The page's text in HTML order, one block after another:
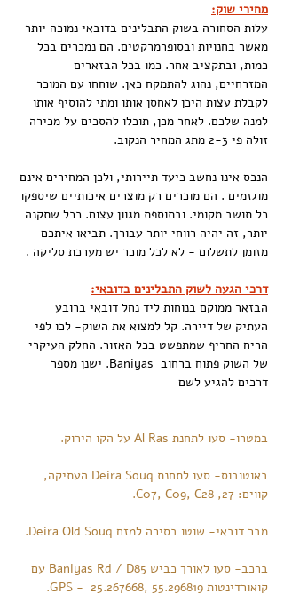
מחירי שוק:
עלות הסחורה בשוק התבלינים בדובאי נמוכה יותר
מאשר בחנויות ובסופרמרקטים. הם נמכרים בכל
כמות, ובתקציב אחר. כמו בכל הבזארים
המזרחיים, נהוג להתמקח כאן. שוחחו עם המוכר
לקבלת עצות היכן לאחסן אותו ומתי להוסיף אותו
למנה שלכם. לאחר מכן, תוכלו להסכים על מכירה
זולה פי 2-3 מתג המחיר הנקוב.
הנכס אינו נחשב כיעד תיירותי, ולכן המחירים אינם
מוגזמים . הם מוכרים רק מוצרים איכותיים שיספקו
כל תושב מקומי. ובתוספת מגוון עצום. ככל שתקנה
יותר, זה יהיה רווחי יותר עבורך. תביאו איתכם
מזומן לתשלום - לא לכל מוכר יש מערכת סליקה .
דרכי הגעה לשוק התבלינים בדובאי:
הבזאר ממוקם בנוחות ליד נחל דובאי ברובע
העתיק של דיירה. קל למצוא את השוק- לכו לפי
הריח החריף שמתפשט בכל האזור. החלק העיקרי
של השוק פתוח ברחוב  Baniyas. ישנן מספר
דרכים להגיע לשם
במטרו- סעו לתחנת Al Ras על הקו הירוק.
באוטובוס- סעו לתחנת Deira Souq העתיקה,
קווים: 27, C07, C09, C28.
מבר דובאי- שוטו בסירה למזח Deira Old Souq.
ברכב- סעו לאורך כביש Baniyas Rd / D85 עם
קואורדינטות GPS -  25.267668, 55.296819.